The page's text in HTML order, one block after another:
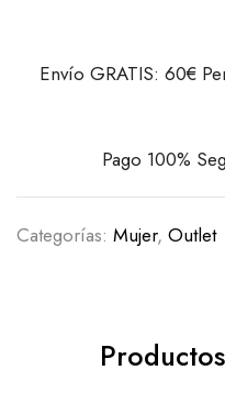
Envío GRATIS: 60€
Pago 100%
Categorías: Mujer, Outlet